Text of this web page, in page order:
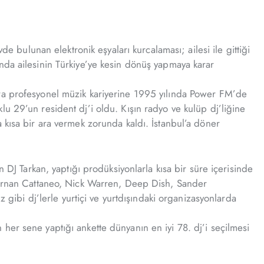
bulunan elektronik eşyaları kurcalaması; ailesi ile gittiği
ailesinin Türkiye’ye kesin dönüş yapmaya karar
müzik kariyerine 1995 yılında Power FM’de
29’un resident dj’i oldu. Kışın radyo ve kulüp dj’liğine
bir ara vermek zorunda kaldı. İstanbul’a döner
Tarkan, yaptığı prodüksiyonlarla kısa bir süre içerisinde
Cattaneo, Nick Warren, Deep Dish, Sander
dj’lerle yurtiçi ve yurtdışındaki organizasyonlarda
sene yaptığı ankette dünyanın en iyi 78. dj’i seçilmesi